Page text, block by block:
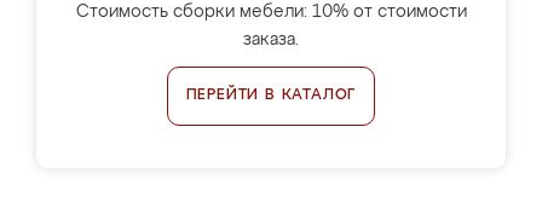
Стоимость сборки мебели: 10% от стоимости
заказа.
ПЕРЕЙТИ В КАТАЛОГ